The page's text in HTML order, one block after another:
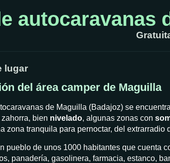
autocaravanas
lugar
del área camper de Maguilla
de Maguilla (Badajoz) se
bien nivelado, algunas zonas con
zona tranquila para pernoctar, del extrarradio
pueblo de unos 1000 habitantes que cuenta
panadería, gasolinera, farmacia, estanco,